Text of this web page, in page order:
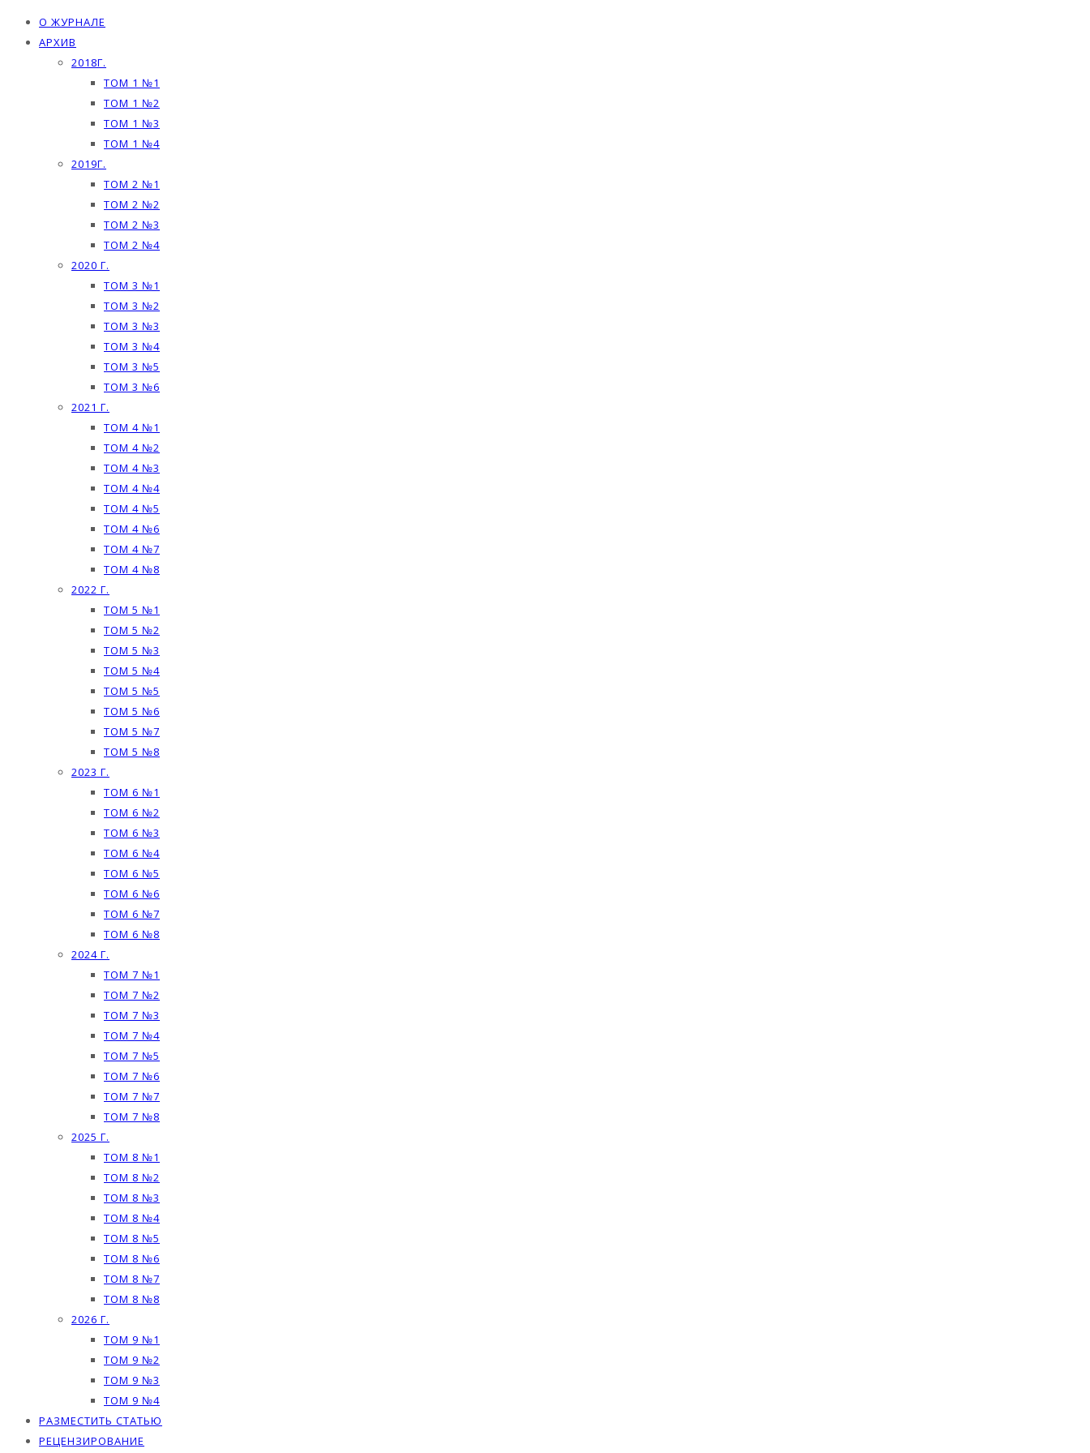
О ЖУРНАЛЕ
АРХИВ
2018Г.
ТОМ 1 №1
ТОМ 1 №2
ТОМ 1 №3
ТОМ 1 №4
2019Г.
ТОМ 2 №1
ТОМ 2 №2
ТОМ 2 №3
ТОМ 2 №4
2020 Г.
ТОМ 3 №1
ТОМ 3 №2
ТОМ 3 №3
ТОМ 3 №4
ТОМ 3 №5
ТОМ 3 №6
2021 Г.
ТОМ 4 №1
ТОМ 4 №2
ТОМ 4 №3
ТОМ 4 №4
ТОМ 4 №5
ТОМ 4 №6
ТОМ 4 №7
ТОМ 4 №8
2022 Г.
ТОМ 5 №1
ТОМ 5 №2
ТОМ 5 №3
ТОМ 5 №4
ТОМ 5 №5
ТОМ 5 №6
ТОМ 5 №7
ТОМ 5 №8
2023 Г.
ТОМ 6 №1
ТОМ 6 №2
ТОМ 6 №3
ТОМ 6 №4
ТОМ 6 №5
ТОМ 6 №6
ТОМ 6 №7
ТОМ 6 №8
2024 Г.
ТОМ 7 №1
ТОМ 7 №2
ТОМ 7 №3
ТОМ 7 №4
ТОМ 7 №5
ТОМ 7 №6
ТОМ 7 №7
ТОМ 7 №8
2025 Г.
ТОМ 8 №1
ТОМ 8 №2
ТОМ 8 №3
ТОМ 8 №4
ТОМ 8 №5
ТОМ 8 №6
ТОМ 8 №7
ТОМ 8 №8
2026 Г.
ТОМ 9 №1
ТОМ 9 №2
ТОМ 9 №3
ТОМ 9 №4
РАЗМЕСТИТЬ СТАТЬЮ
РЕЦЕНЗИРОВАНИЕ